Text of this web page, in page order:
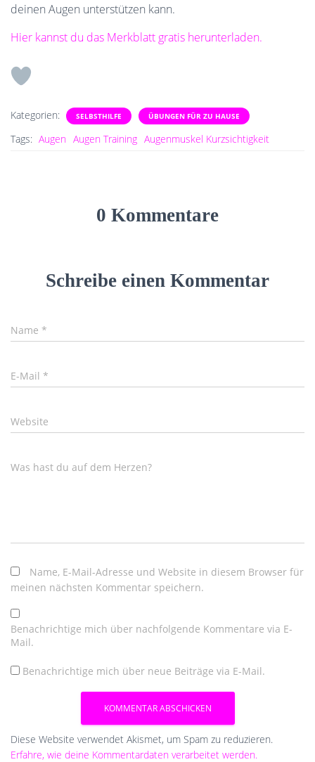
deinen Augen unterstützen kann.
Hier kannst du das Merkblatt gratis herunterladen.
Kategorien: SELBSTHILFE ÜBUNGEN FÜR ZU HAUSE
Tags: Augen Augen Training Augenmuskel Kurzsichtigkeit
0 Kommentare
Schreibe einen Kommentar
Name *
E-Mail *
Website
Was hast du auf dem Herzen?
Name, E-Mail-Adresse und Website in diesem Browser für
meinen nächsten Kommentar speichern.
Benachrichtige mich über nachfolgende Kommentare via E-
Mail.
Benachrichtige mich über neue Beiträge via E-Mail.
Diese Website verwendet Akismet, um Spam zu reduzieren.
Erfahre, wie deine Kommentardaten verarbeitet werden.